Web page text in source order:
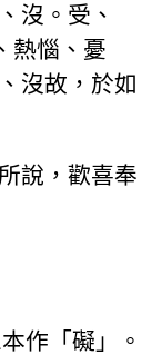
沒。受、
熱惱、憂
沒故，於如
說，歡喜奉
作「礙」。